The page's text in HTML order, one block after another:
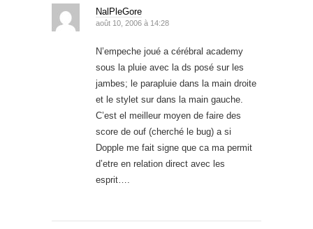
NalPleGore
août 10, 2006 à 14:28
N’empeche joué a cérébral academy
sous la pluie avec la ds posé sur les
jambes; le parapluie dans la main droite
et le stylet sur dans la main gauche.
C’est el meilleur moyen de faire des
score de ouf (cherché le bug) a si
Dopple me fait signe que ca ma permit
d’etre en relation direct avec les
esprit….